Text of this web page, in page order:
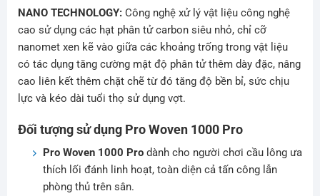
NANO TECHNOLOGY:Công nghệ xử lý vật liệu công nghệ
cao sử dụng các hạt phân tử carbon siêu nhỏ, chỉ cỡ
nanomet xen kẽ vào giữa các khoảng trống trong vật liệu
có tác dụng tăng cường mật độ phân tử thêm dày đặc, nâng
cao liên kết thêm chặt chẽ từ đó tăng độ bền bỉ, sức chịu
lực và kéo dài tuổi thọ sử dụng vợt.
Đối tượng sử dụng Pro Woven 1000 Pro
Pro Woven 1000 Prodành cho người chơi cầu lông ưa
thích lối đánh linh hoạt, toàn diện cả tấn công lẫn
phòng thủ trên sân.